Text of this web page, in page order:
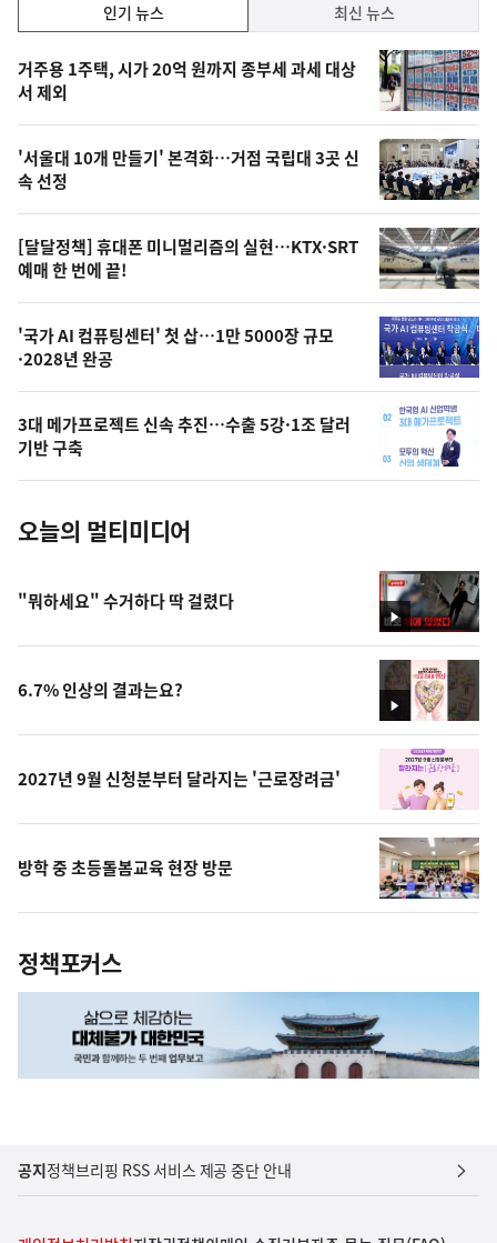
기,
최
신,
오
늘
의
영
상
오
늘
의
사
진
인기 뉴스 최신 뉴스
기
뉴
스
거주용 1주택, 시가 20억 원까지 종부세 과세 대상
서 제외
'서울대 10개 만들기' 본격화…거점 국립대 3곳 신
속 선정
[달달정책] 휴대폰 미니멀리즘의 실현…KTX·SRT
예매 한 번에 끝!
'국가 AI 컴퓨팅센터' 첫 삽…1만 5000장 규모
·2028년 완공
3대 메가프로젝트 신속 추진…수출 5강·1조 달러
기반 구축
오늘의 멀티미디어
영
상
"뭐하세요" 수거하다 딱 걸렸다
영
상
6.7% 인상의 결과는요?
2027년 9월 신청분부터 달라지는 '근로장려금'
방학 중 초등돌봄교육 현장 방문
정책포커스
공지정책브리핑 RSS 서비스 제공 중단 안내